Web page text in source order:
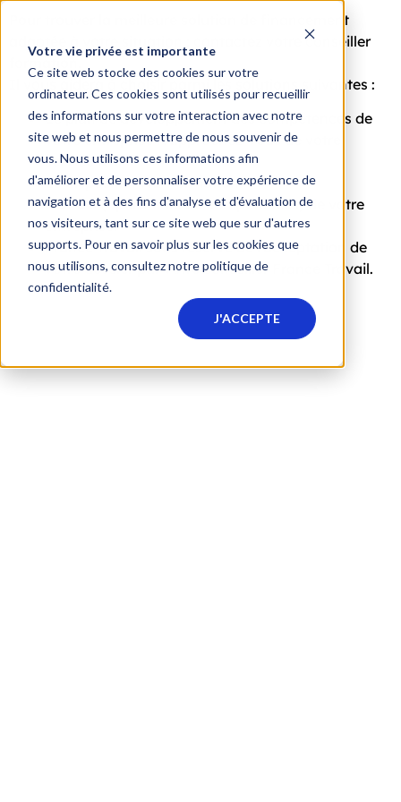
Votre vie privée est importante
Ce site web stocke des cookies sur votre
ordinateur. Ces cookies sont utilisés pour recueillir
des informations sur votre interaction avec notre
site web et nous permettre de nous souvenir de
vous. Nous utilisons ces informations afin
d'améliorer et de personnaliser votre expérience de
navigation et à des fins d'analyse et d'évaluation de
nos visiteurs, tant sur ce site web que sur d'autres
supports. Pour en savoir plus sur les cookies que
nous utilisons, consultez notre politique de
confidentialité.
J'ACCEPTE
Pour trouver la meilleure solution de financement
adaptée à votre situation : contactez votre conseiller
Il vous aidera à choisir parmi les solutions suivantes :
Le plan de développement des compétences de
votre entreprise : rapprochez-vous de votre
service RH.
Le dispositif FNE-Formation.
L’OPCO (opérateurs de compétences) de votre
entreprise.
France Travail sous réserve de l’acceptation de
votre dossier par votre conseiller France Travail.